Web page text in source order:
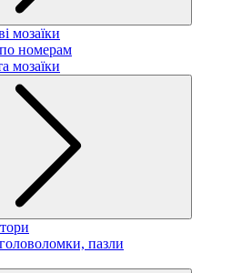
мозаїки
номерам
мозаїки
пазли